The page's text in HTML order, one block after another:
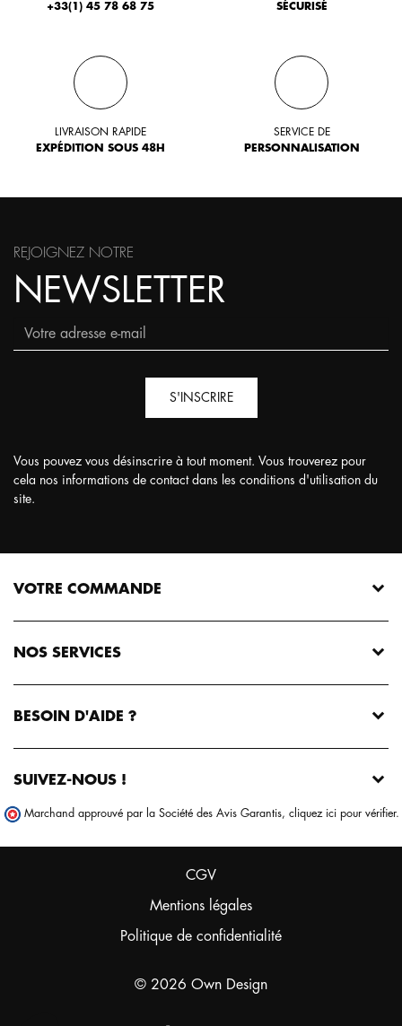
cookies !
des cookies pour personnaliser votre expérience
offre. Vous pouvez modifier vos préférences à tout
préférences par la suite, cliquez sur le lien
+33(1) 45 78 68 75
SÉCURISÉ
LIVRAISON RAPIDE
EXPÉDITION SOUS 48H
SERVICE DE
PERSONNALISATION
REJOIGNEZ NOTRE
NEWSLETTER
S'INSCRIRE
Vous pouvez vous désinscrire à tout moment. Vous trouverez pour
cela nos informations de contact dans les conditions d'utilisation du
site.
VOTRE COMMANDE
NOS SERVICES
BESOIN D'AIDE ?
SUIVEZ-NOUS !
Marchand approuvé par la Société des Avis Garantis, cliquez ici pour vérifier.
© 2026 Own Design
CGV
Mentions légales
Politique de confidentialité